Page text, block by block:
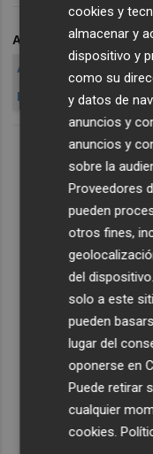
ARCHIVADO EN LA
APERTURA DE LA
EL SELECTIVO IBEX
cookies y
almacenar y
dispositivo y
como su
y datos de
anuncios y
anuncios y
sobre la
Proveedores
pueden
otros fines,
del
solo a este
pueden
lugar del
oponerse en
Puede retirar
cualquier
cookies .